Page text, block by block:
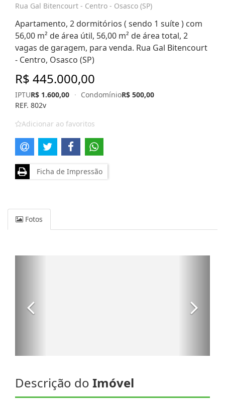
Rua Gal Bitencourt - Centro - Osasco (SP)
Apartamento, 2 dormitórios ( sendo 1 suíte ) com
56,00 m² de área útil, 56,00 m² de área total, 2
vagas de garagem, para venda. Rua Gal Bitencourt
- Centro, Osasco (SP)
R$ 445.000,00
IPTUR$ 1.600,00 · CondomínioR$ 500,00
REF. 802v
Adicionar ao favoritos
Ficha de Impressão
Fotos
Descrição do Imóvel